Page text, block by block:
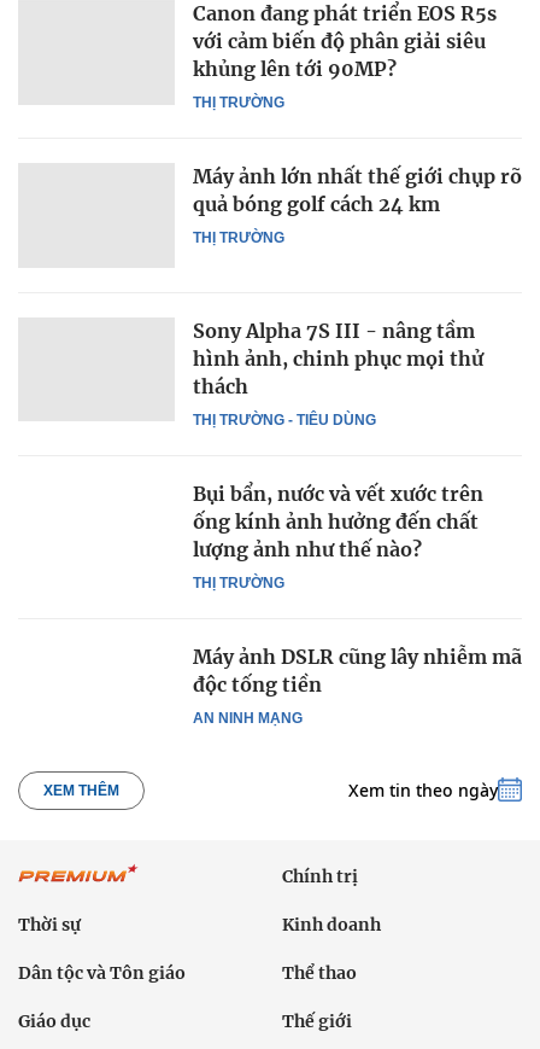
THỊ TRƯỜNG
Canon đang phát triển EOS R5s
với cảm biến độ phân giải siêu
khủng lên tới 90MP?
THỊ TRƯỜNG
Máy ảnh lớn nhất thế giới chụp rõ
quả bóng golf cách 24 km
THỊ TRƯỜNG - TIÊU DÙNG
Sony Alpha 7S III - nâng tầm
hình ảnh, chinh phục mọi thử
thách
THỊ TRƯỜNG
Bụi bẩn, nước và vết xước trên
ống kính ảnh hưởng đến chất
lượng ảnh như thế nào?
AN NINH MẠNG
Máy ảnh DSLR cũng lây nhiễm mã
độc tống tiền
XEM THÊM Xem tin theo ngày
Chính trị
Thời sự Kinh doanh
Dân tộc và Tôn giáo Thể thao
Giáo dục Thế giới